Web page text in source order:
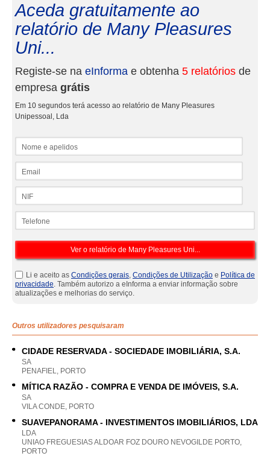
Aceda gratuitamente ao
relatório de Many Pleasures
Uni...
Registe-se na eInforma e obtenha 5 relatórios de
empresa grátis
Em 10 segundos terá acesso ao relatório de Many Pleasures
Unipessoal, Lda
Li e aceito as Condições gerais, Condições de Utilização e Política de
privacidade. Também autorizo a eInforma a enviar informação sobre
atualizações e melhorias do serviço.
Outros utilizadores pesquisaram
CIDADE RESERVADA - SOCIEDADE IMOBILIÁRIA, S.A.
SA
PENAFIEL, PORTO
MÍTICA RAZÃO - COMPRA E VENDA DE IMÓVEIS, S.A.
SA
VILA CONDE, PORTO
SUAVEPANORAMA - INVESTIMENTOS IMOBILIÁRIOS, LDA
LDA
UNIAO FREGUESIAS ALDOAR FOZ DOURO NEVOGILDE PORTO,
PORTO